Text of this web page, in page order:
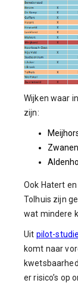
Wijken waar
zijn:
Ook Hatert
Tolhuis zijn
wat mindere
Uit pilot-
komt naar
er risico’s op